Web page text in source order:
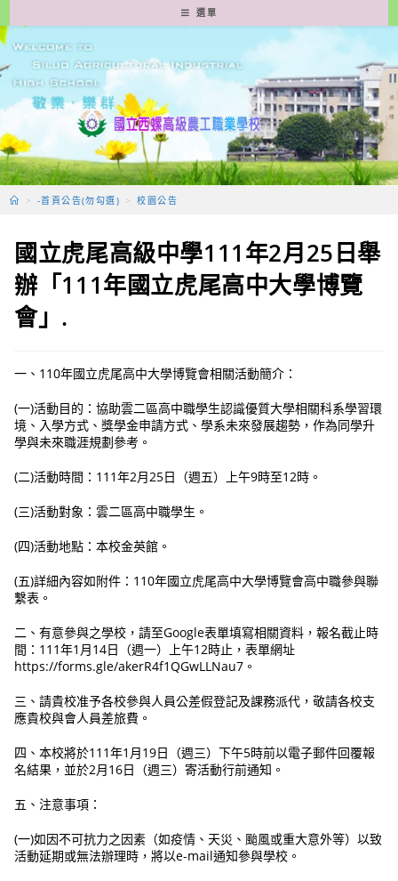
轉
至
要
容
選單
> -首頁公告(勿勾選) > 校園公告
國立虎尾高級中學111年2月25日舉
辦「111年國立虎尾高中大學博覽
會」.
一、110年國立虎尾高中大學博覽會相關活動簡介：
(一)活動目的：協助雲二區高中職學生認識優質大學相關科系學習環
境、入學方式、獎學金申請方式、學系未來發展趨勢，作為同學升
學與未來職涯規劃參考。
(二)活動時間：111年2月25日（週五）上午9時至12時。
(三)活動對象：雲二區高中職學生。
(四)活動地點：本校金英館。
(五)詳細內容如附件：110年國立虎尾高中大學博覽會高中職參與聯
繫表。
二、有意參與之學校，請至Google表單填寫相關資料，報名截止時
間：111年1月14日（週一）上午12時止，表單網址
https://forms.gle/akerR4f1QGwLLNau7。
三、請貴校准予各校參與人員公差假登記及課務派代，敬請各校支
應貴校與會人員差旅費。
四、本校將於111年1月19日（週三）下午5時前以電子郵件回覆報
名結果，並於2月16日（週三）寄活動行前通知。
五、注意事項：
(一)如因不可抗力之因素（如疫情、天災、颱風或重大意外等）以致
活動延期或無法辦理時，將以e-mail通知參與學校。